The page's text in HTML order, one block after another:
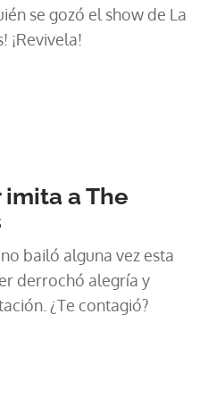
se gozó el show de La
¡Revivela!
a The
bailó alguna vez esta
derrochó alegría y
¿Te contagió?